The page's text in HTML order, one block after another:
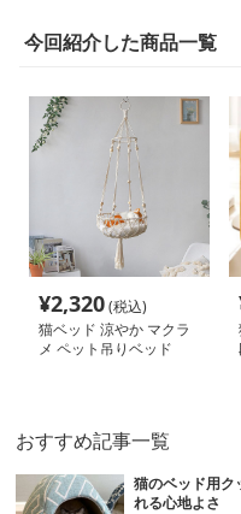
今回紹介した商品一覧
¥2,320(税込)
猫ベッド 涼やか マクラ
メ ペット吊りベッド
おすすめ記事一覧
猫のベッド用ク
れる心地よさ